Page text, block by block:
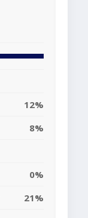
12%
8%
0%
21%